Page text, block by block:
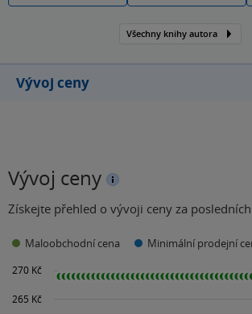
Všechny knihy autora
Vývoj ceny
Vývoj ceny
Získejte přehled o vývoji ceny za
Maloobchodní cena Minimální prodejní